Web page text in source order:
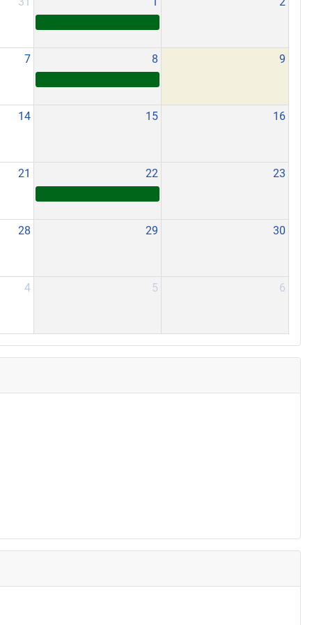
7 8 9
14 15 16
21 22 23
28 29 30
4 5 6